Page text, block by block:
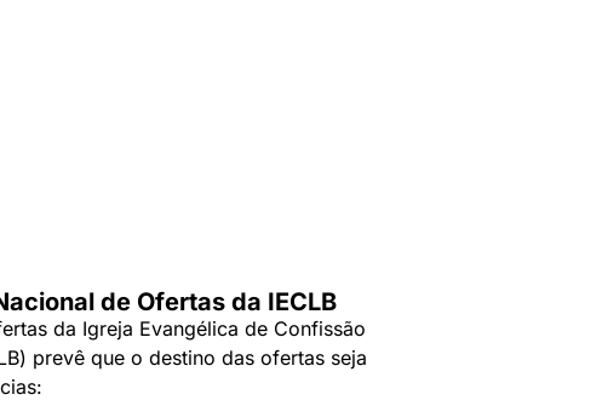
de Ofertas da IECLB
da Igreja Evangélica de Confissão
prevê que o destino das ofertas seja